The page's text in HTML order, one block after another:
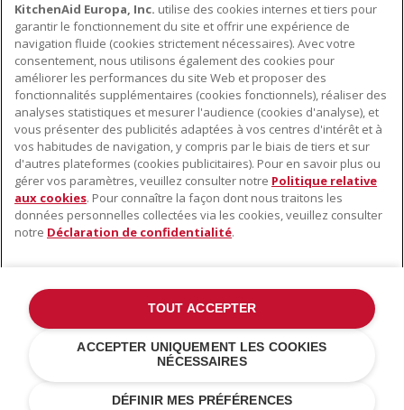
INSCRIVEZ-VOUS DÈS À PRÉSENT
À PROPOS DE KITCHENAID
À propos de KitchenAid
Histoire de la marque
Communiqués de presse
ODR
NOS PRODUITS
Petits électroménagers
Matériel de cuisine
Accessoires
SERVICE CLIENT
Trouver un magasin
©2022 Tous droits réservés. KitchenAid et la forme du robot pâtissier
multifonction sont des marques déposées aux États Unis et dans
d'autres pays .Déclaration de confidentialité.Cookies.Autres pays
KitchenAid Europa, Inc. utilise des cookies internes et tiers pour
garantir le fonctionnement du site et offrir une expérience de
navigation fluide (cookies strictement nécessaires). Avec votre
consentement, nous utilisons également des cookies pour
améliorer les performances du site Web et proposer des
fonctionnalités supplémentaires (cookies fonctionnels), réaliser des
analyses statistiques et mesurer l'audience (cookies d'analyse), et
vous présenter des publicités adaptées à vos centres d'intérêt et à
vos habitudes de navigation, y compris par le biais de tiers et sur
d'autres plateformes (cookies publicitaires). Pour en savoir plus ou
gérer vos paramètres, veuillez consulter notre Politique relative
aux cookies. Pour connaître la façon dont nous traitons les
données personnelles collectées via les cookies, veuillez consulter
notre Déclaration de confidentialité.
DÉFINIR MES PRÉFÉRENCES
ACCEPTER UNIQUEMENT LES COOKIES
NÉCESSAIRES
TOUT ACCEPTER